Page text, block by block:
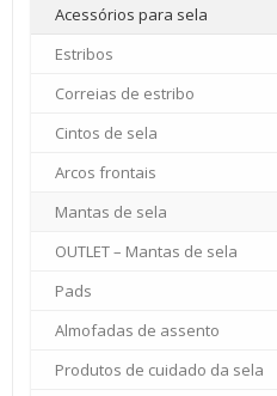
Acessórios para sela
Estribos
Correias de estribo
Cintos de sela
Arcos frontais
Mantas de sela
OUTLET – Mantas de sela
Pads
Almofadas de assento
Produtos de cuidado da sela